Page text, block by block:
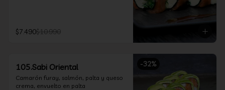
$7.490$10.990
-32%
105.Sabi Oriental
Camarón furay, salmón, palta y queso
crema, envuelto en palta